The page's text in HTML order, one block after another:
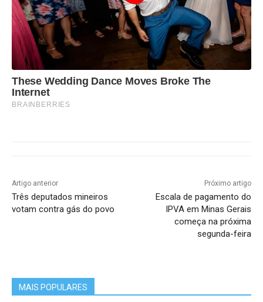
These Wedding Dance Moves Broke The
Internet
BRAINBERRIES
Artigo anterior
Três deputados mineiros
votam contra gás do povo
Próximo artigo
Escala de pagamento do
IPVA em Minas Gerais
começa na próxima
segunda-feira
MAIS POPULARES